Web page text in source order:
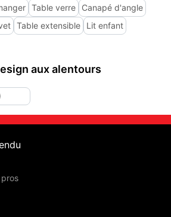
Table verre
Canapé d'angle
Table extensible Lit enfant
aux alentours